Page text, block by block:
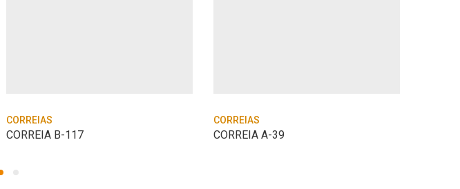
CORREIAS
CORREIA B-117
CORREIAS
CORREIA A-39